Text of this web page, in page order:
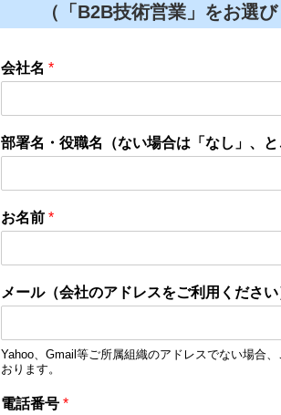
（「B2B技術営業」をお選び
会社名 *
部署名・役職名（ない場合は「なし」、と
お名前 *
メール（会社のアドレスをご利用ください
Yahoo、Gmail等ご所属組織のアドレスでない場合
おります。
電話番号 *